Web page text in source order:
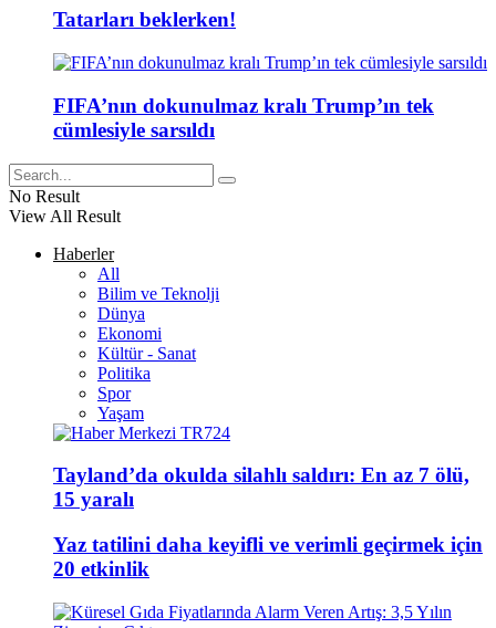
Tatarları beklerken!
FIFA’nın dokunulmaz kralı Trump’ın tek
cümlesiyle sarsıldı
No Result
View All Result
Haberler
All
Bilim ve Teknolji
Dünya
Ekonomi
Kültür - Sanat
Politika
Spor
Yaşam
Tayland’da okulda silahlı saldırı: En az 7 ölü,
15 yaralı
Yaz tatilini daha keyifli ve verimli geçirmek için
20 etkinlik